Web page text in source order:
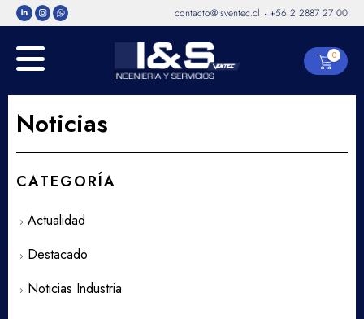
contacto@isventec.cl - +56 2 2887 27 00
0
Noticias
CATEGORÍA
Actualidad
Destacado
Noticias Industria